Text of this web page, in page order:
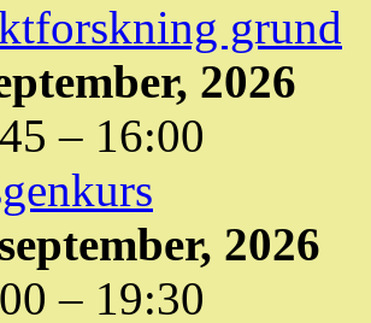
grund
2026
– 16:00
2026
– 19:30